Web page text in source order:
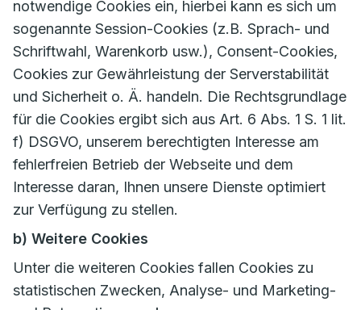
notwendige Cookies ein, hierbei kann es sich um
sogenannte Session-Cookies (z.B. Sprach- und
Schriftwahl, Warenkorb usw.), Consent-Cookies,
Cookies zur Gewährleistung der Serverstabilität
und Sicherheit o. Ä. handeln. Die Rechtsgrundlage
für die Cookies ergibt sich aus Art. 6 Abs. 1 S. 1 lit.
f) DSGVO, unserem berechtigten Interesse am
fehlerfreien Betrieb der Webseite und dem
Interesse daran, Ihnen unsere Dienste optimiert
zur Verfügung zu stellen.
b) Weitere Cookies
Unter die weiteren Cookies fallen Cookies zu
statistischen Zwecken, Analyse- und Marketing-